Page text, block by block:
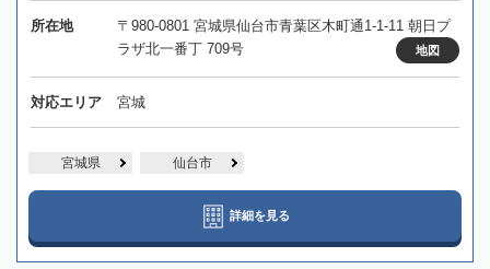
所在地
〒980-0801 宮城県仙台市青葉区木町通1-1-11 朝日プ
ラザ北一番丁 709号
地図
対応エリア 宮城
宮城県 仙台市
詳細を見る